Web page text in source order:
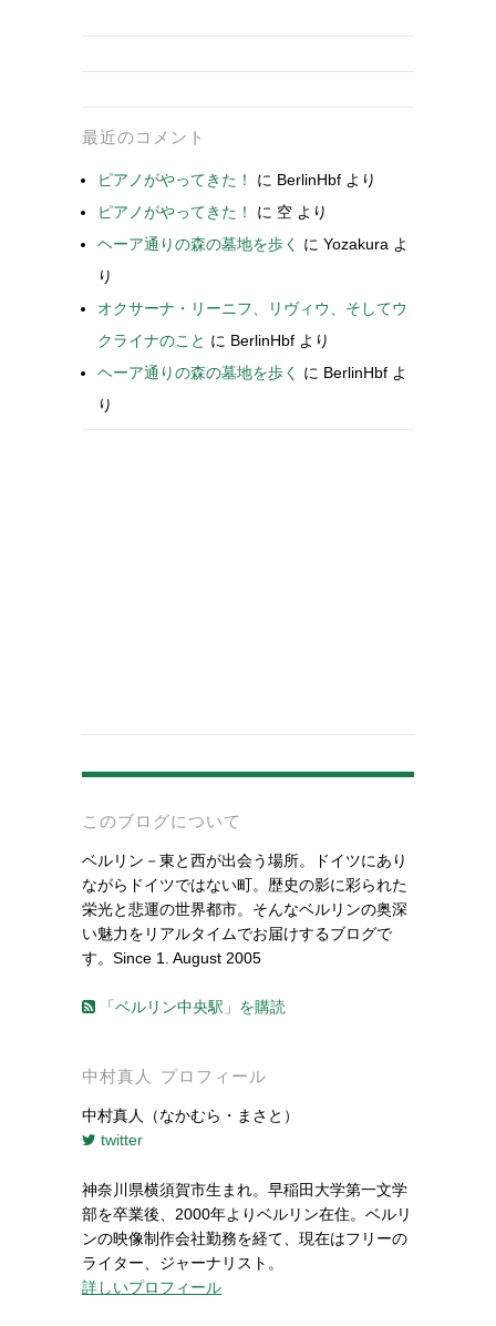
最近のコメント
ピアノがやってきた！ に BerlinHbf より
ピアノがやってきた！
に 空 より
ヘーア通りの森の墓地を歩く
に Yozakura よ
り
オクサーナ・リーニフ、リヴィウ、そしてウ
クライナのこと に BerlinHbf より
ヘーア通りの森の墓地を歩く
に BerlinHbf よ
り
このブログについて
ベルリン－東と西が出会う場所。ドイツにあり
ながらドイツではない町。歴史の影に彩られた
栄光と悲運の世界都市。そんなベルリンの奥深
い魅力をリアルタイムでお届けするブログで
す。Since 1. August 2005
「ベルリン中央駅」を購読
中村真人 プロフィール
中村真人（なかむら・まさと）
twitter
神奈川県横須賀市生まれ。早稲田大学第一文学
部を卒業後、2000年よりベルリン在住。ベルリ
ンの映像制作会社勤務を経て、現在はフリーの
ライター、ジャーナリスト。
詳しいプロフィール